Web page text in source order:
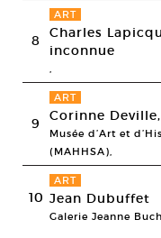
8
ART
Charles
inconnue
,
9
ART
Corinne
Musée d’Art et
(MAHHSA),
10
ART
Jean Dubuffet
Galerie Jeanne